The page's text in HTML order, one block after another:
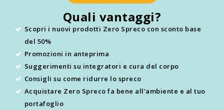
Quali vantaggi?
Scopri i nuovi prodotti Zero Spreco con sconto base
del 50%
Promozioni in anteprima
Suggerimenti su integratori e cura del corpo
Consigli su come ridurre lo spreco
Acquistare Zero Spreco fa bene all'ambiente e al tuo
portafoglio